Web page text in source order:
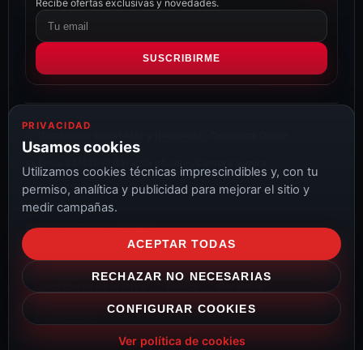
Recibe ofertas exclusivas y novedades.
Correo
electrónico
SUSCRIBIRME
© 2026 CCTV & Alarmas
PRIVACIDAD
Usamos cookies
Utilizamos cookies técnicas imprescindibles y, con tu
permiso, analítica y publicidad para mejorar el sitio y
medir campañas.
ACEPTAR TODAS
RECHAZAR NO NECESARIAS
CONFIGURAR COOKIES
Ver política de cookies